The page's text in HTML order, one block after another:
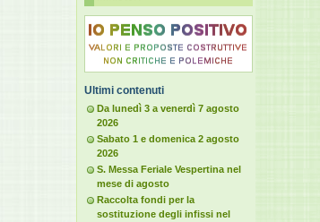
Ultimi contenuti
Da lunedì 3 a venerdì 7 agosto
2026
Sabato 1 e domenica 2 agosto
2026
S. Messa Feriale Vespertina nel
mese di agosto
Raccolta fondi per la
sostituzione degli infissi nel